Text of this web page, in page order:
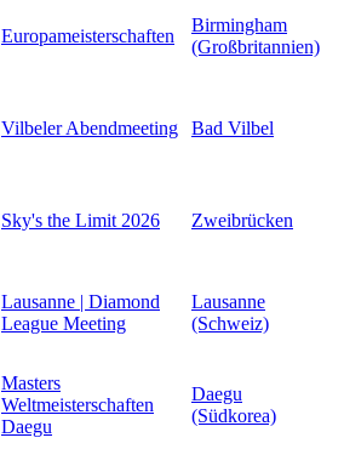
Europameisterschaften
Birmingham
(Großbritannien)
Vilbeler Abendmeeting Bad Vilbel
Sky's the Limit 2026 Zweibrücken
Lausanne | Diamond
League Meeting
Lausanne
(Schweiz)
Masters
Weltmeisterschaften
Daegu
Daegu
(Südkorea)